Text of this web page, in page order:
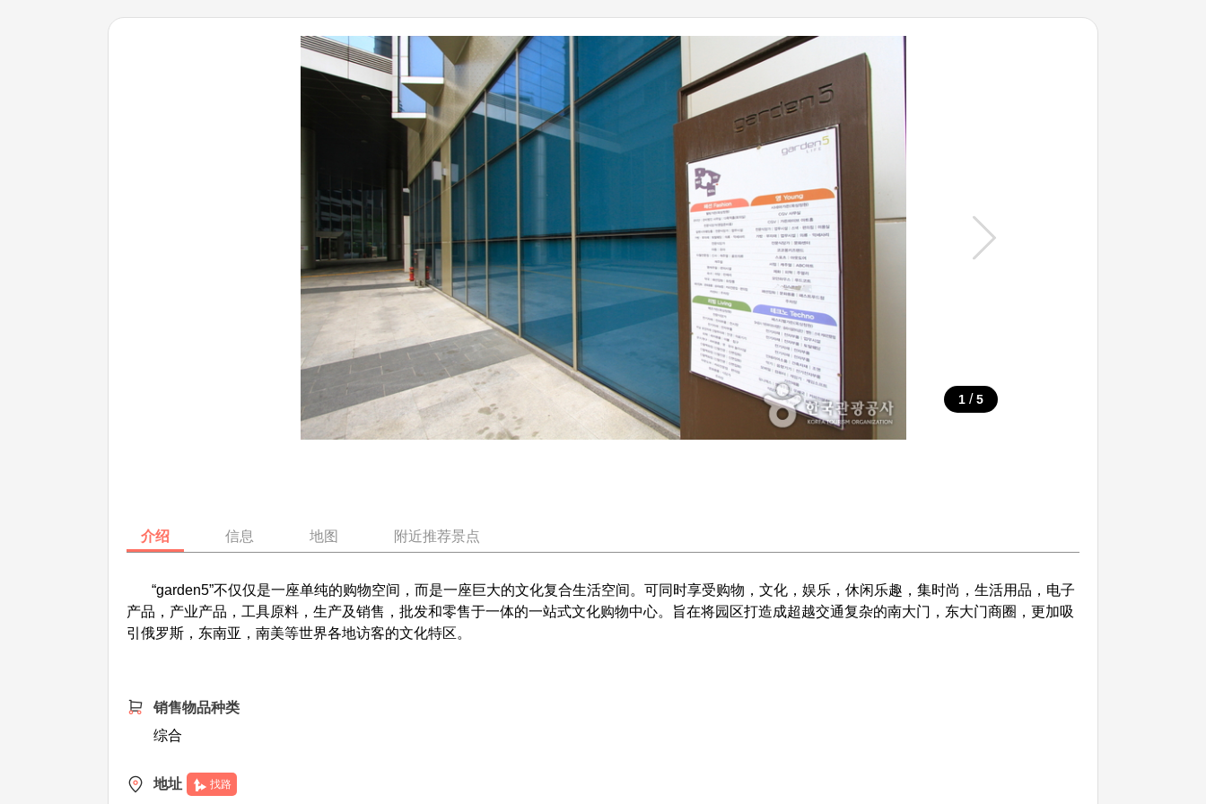
1 / 5
介绍 信息 地图 附近推荐景点
“garden5”不仅仅是一座单纯的购物空间，而是一座巨大的文化复合生活空间。可同时享受购物，文化，娱乐，休闲乐趣，集时尚，生活用品，电子
产品，产业产品，工具原料，生产及销售，批发和零售于一体的一站式文化购物中心。旨在将园区打造成超越交通复杂的南大门，东大门商圈，更加吸
引俄罗斯，东南亚，南美等世界各地访客的文化特区。
销售物品种类
综合
地址 找路